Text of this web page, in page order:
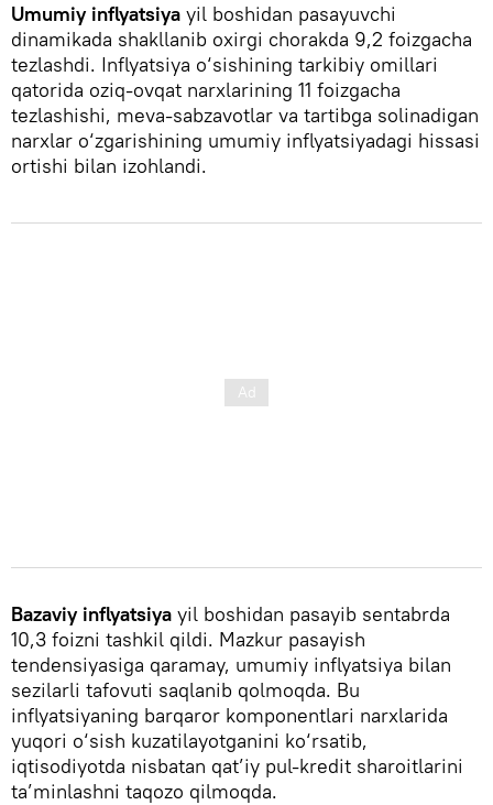
Umumiy inflyatsiya yil boshidan pasayuvchi
dinamikada shakllanib oxirgi chorakda 9,2 foizgacha
tezlashdi. Inflyatsiya o‘sishining tarkibiy omillari
qatorida oziq-ovqat narxlarining 11 foizgacha
tezlashishi, meva-sabzavotlar va tartibga solinadigan
narxlar o‘zgarishining umumiy inflyatsiyadagi hissasi
ortishi bilan izohlandi.
Bazaviy inflyatsiya yil boshidan pasayib sentabrda
10,3 foizni tashkil qildi. Mazkur pasayish
tendensiyasiga qaramay, umumiy inflyatsiya bilan
sezilarli tafovuti saqlanib qolmoqda. Bu
inflyatsiyaning barqaror komponentlari narxlarida
yuqori o‘sish kuzatilayotganini ko‘rsatib,
iqtisodiyotda nisbatan qat’iy pul-kredit sharoitlarini
ta’minlashni taqozo qilmoqda.